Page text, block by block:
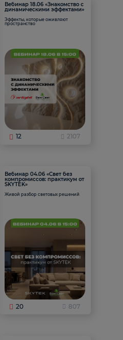
Вебинар 18.06 «Знакомство с
динамическими эффектами»
Эффекты, которые оживляют
пространство
12 2107
Вебинар 04.06 «Свет без
компромиссов: практикум от
SKYTEK»
Живой разбор световых решений
20 807